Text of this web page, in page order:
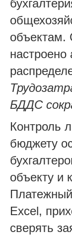
объектам.
настроено
БДДС
Контроль
бюджету
объекту и
Excel,
сверять